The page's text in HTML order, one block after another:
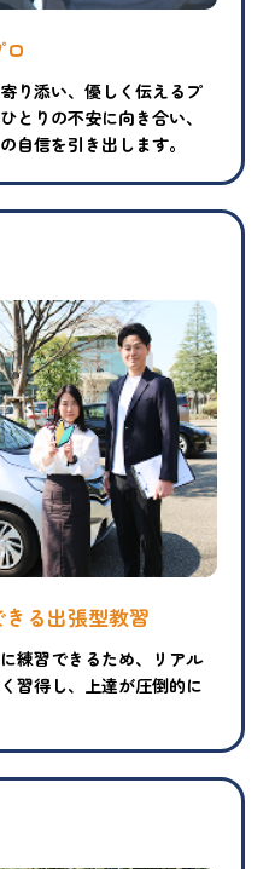
り添い、優しく伝えるプ
とりの不安に向き合い、
自信を引き出します。
る出張型教習
練習できるため、リアル
習得し、上達が圧倒的に